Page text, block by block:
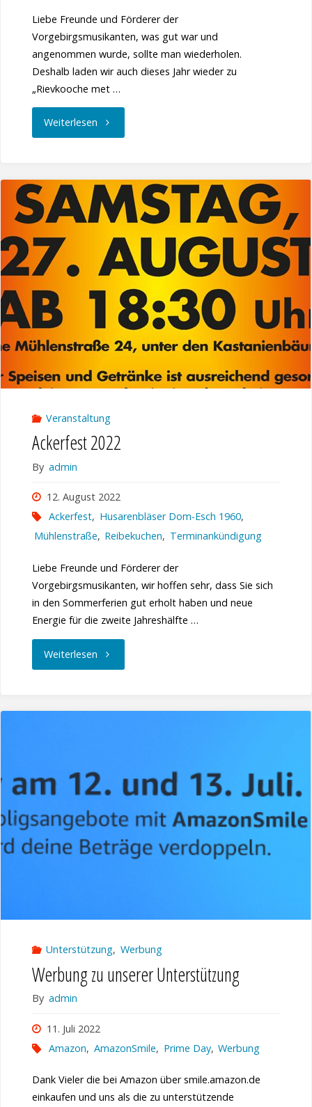
Liebe Freunde und Förderer der
Vorgebirgsmusikanten, was gut war und
angenommen wurde, sollte man wiederholen.
Deshalb laden wir auch dieses Jahr wieder zu
„Rievkooche met …
Weiterlesen"Rievkooche
Decke-
Backe-
Musik
II/2022"
Veranstaltung
Ackerfest 2022
By admin
12. August 2022
Ackerfest, Husarenbläser Dom-Esch 1960,
Mühlenstraße, Reibekuchen, Terminankündigung
Liebe Freunde und Förderer der
Vorgebirgsmusikanten, wir hoffen sehr, dass Sie sich
in den Sommerferien gut erholt haben und neue
Energie für die zweite Jahreshälfte …
Weiterlesen"Ackerfest
Unterstützung, Werbung
Werbung zu unserer Unterstützung
By admin
11. Juli 2022
Amazon, AmazonSmile, Prime Day, Werbung
Dank Vieler die bei Amazon über smile.amazon.de
einkaufen und uns als die zu unterstützende